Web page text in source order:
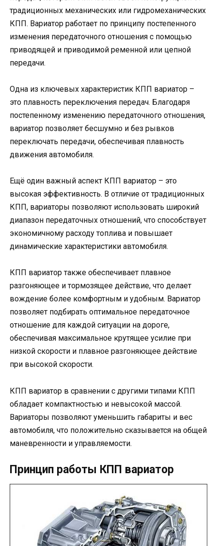
традиционных механических или гидромеханических
КПП. Вариатор работает по принципу постепенного
изменения передаточного отношения с помощью
приводящей и приводимой ременной или цепной
передачи.
Одна из ключевых характеристик КПП вариатор –
это плавность переключения передач. Благодаря
постепенному изменению передаточного отношения,
вариатор позволяет бесшумно и без рывков
переключать передачи, обеспечивая плавность
движения автомобиля.
Ещё один важный аспект КПП вариатор – это
высокая эффективность. В отличие от традиционных
КПП, вариаторы позволяют использовать широкий
диапазон передаточных отношений, что способствует
экономичному расходу топлива и повышает
динамические характеристики автомобиля.
КПП вариатор также обеспечивает плавное
разгоняющее и тормозящее действие, что делает
вождение более комфортным и удобным. Вариатор
позволяет подбирать оптимальное передаточное
отношение для каждой ситуации на дороге,
обеспечивая максимальное крутящее усилие при
низкой скорости и плавное разгоняющее действие
при высокой скорости.
КПП вариатор в сравнении с другими типами КПП
обладает компактностью и невысокой массой.
Вариаторы позволяют уменьшить габариты и вес
автомобиля, что положительно сказывается на общей
маневренности и управляемости.
Принцип работы КПП вариатор